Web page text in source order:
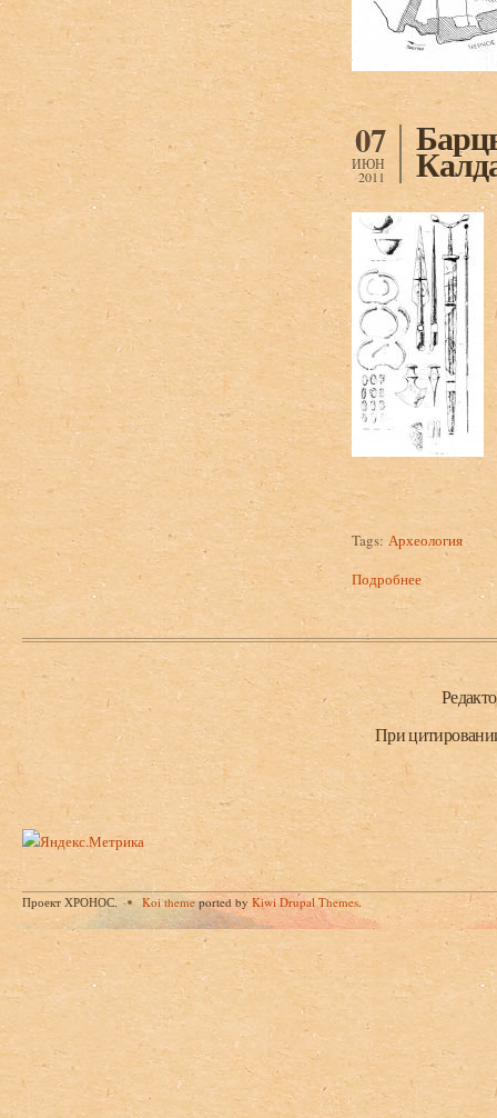
07
ИЮН
2011
Tags: Археология
Подробнее о Барцыц
Нижний колонтитул
При
Проект ХРОНОС. Koi themeported byKiwi Drupal Themes.